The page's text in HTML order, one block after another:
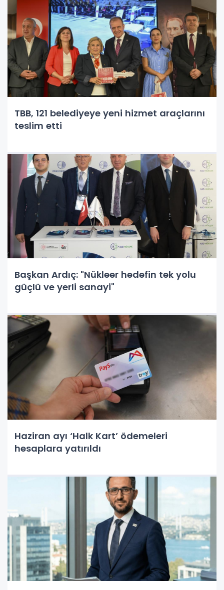
TBB, 121 belediyeye yeni hizmet araçlarını
teslim etti
Başkan Ardıç: "Nükleer hedefin tek yolu
güçlü ve yerli sanayi"
Haziran ayı ‘Halk Kart’ ödemeleri
hesaplara yatırıldı